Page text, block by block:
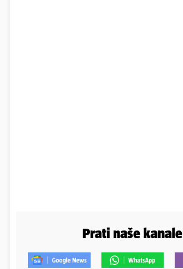
Prati naše kanale